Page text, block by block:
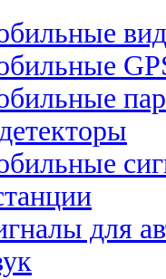
для